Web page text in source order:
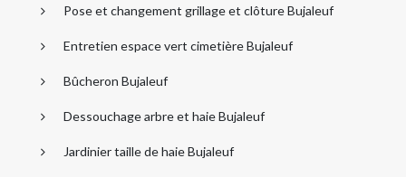
Pose et changement grillage et clôture Bujaleuf
Entretien espace vert cimetière Bujaleuf
Bûcheron Bujaleuf
Dessouchage arbre et haie Bujaleuf
Jardinier taille de haie Bujaleuf